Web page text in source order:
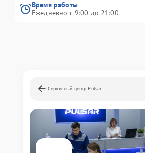
Время работы
Ежедневно с 9:00 до 21:00
Сервисный центр Pulsar